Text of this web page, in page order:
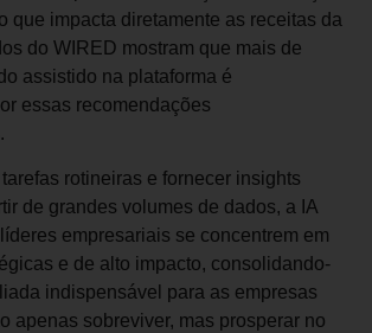
que impacta diretamente as receitas da
do WIRED mostram que mais de
assistido na plataforma é
essas recomendações
rotineiras e fornecer insights
de grandes volumes de dados, a IA
empresariais se concentrem em
e de alto impacto, consolidando-
indispensável para as empresas
apenas sobreviver, mas prosperar no